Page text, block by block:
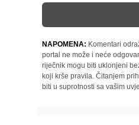
NAPOMENA: Komentari
portal ne može i neće
riječnik mogu biti uklonjeni
koji krše pravila. Čitanjem
biti u suprotnosti sa vašim